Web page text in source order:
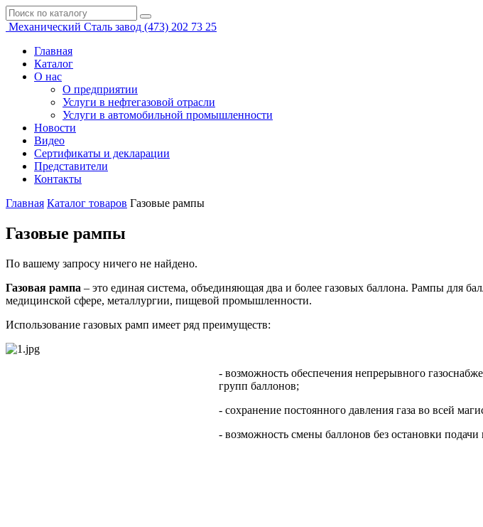
Механический Сталь завод (473) 202 73 25
Главная
Каталог
О нас
О предприятии
Услуги в нефтегазовой отрасли
Услуги в автомобильной промышленности
Новости
Видео
Сертификаты и декларации
Представители
Контакты
Главная Каталог товаров Газовые рампы
Газовые рампы
По вашему запросу ничего не найдено.
Газовая рампа – это единая система, объединяющая два и более газовых баллона. Рампы для
медицинской сфере, металлургии, пищевой промышленности.
Использование газовых рамп имеет ряд преимуществ:
- возможность обеспечения непрерывного
групп баллонов;
- сохранение постоянного давления газа во всей
- возможность смены баллонов без остановки подачи